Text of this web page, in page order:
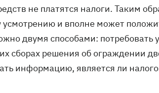
не платятся налоги. Таким
и вполне может
двумя способами: потребовать
сборах решения об ограждении
информацию, является ли